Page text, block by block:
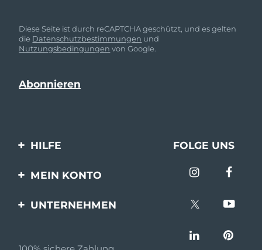
Diese Seite ist durch reCAPTCHA geschützt, und es gelten
die Datenschutzbestimmungen und
Nutzungsbedingungen von Google.
HILFE
Kontaktiere uns
FOLGE UNS
MEIN KONTO
UNTERNEHMEN